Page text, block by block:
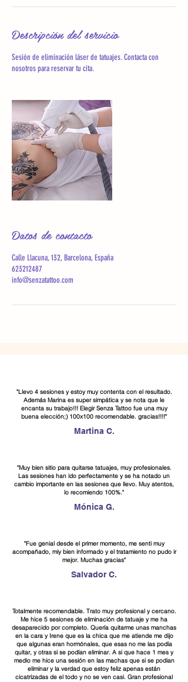
Descripción del servicio
Sesión de eliminación láser de tatuajes. Contacta con
nosotros para reservar tu cita.
Datos de contacto
Calle Llacuna, 132, Barcelona, España
623212487
info@senzatattoo.com
"Llevo 4 sesiones y estoy muy contenta con el resultado.
Además Marina es super simpática y se nota que le
encanta su trabajo!!! Elegir Senza Tattoo fue una muy
buena elección;) 100x100 recomendable. gracias!!!!"
Martina C.
"Muy bien sitio para quitarse tatuajes, muy profesionales.
Las sesiones han ido perfectamente y se ha notado un
cambio importante en las sesiones que llevo. Muy atentos,
lo recomiendo 100%."
Mónica G.
"Fue genial desde el primer momento, me senti muy
acompañado, miy bien informado y el tratamiento no pudo ir
mejor. Muchas gracias"
Salvador C.
Totalmente recomendable. Trato muy profesional y cercano.
Me hice 5 sesiones de eliminación de tatuaje y me ha
desaparecido por completo. Quería quitarme unas manchas
en la cara y Irene que es la chica que me atiende me dijo
que algunas eran hormónales, que esas no me las podía
quitar, y otras si se podían eliminar. A si que hace 1 mes y
medio me hice una sesión en las machas que si se podian
eliminar y la verdad que estoy feliz apenas están
cicatrizadas de el todo y no se ven casi. Gran profesional